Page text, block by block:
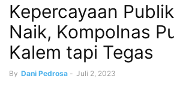
Kepercayaan
Naik, Kompolnas
Kalem tapi Tegas
By Dani Pedrosa - Juli 2, 2023